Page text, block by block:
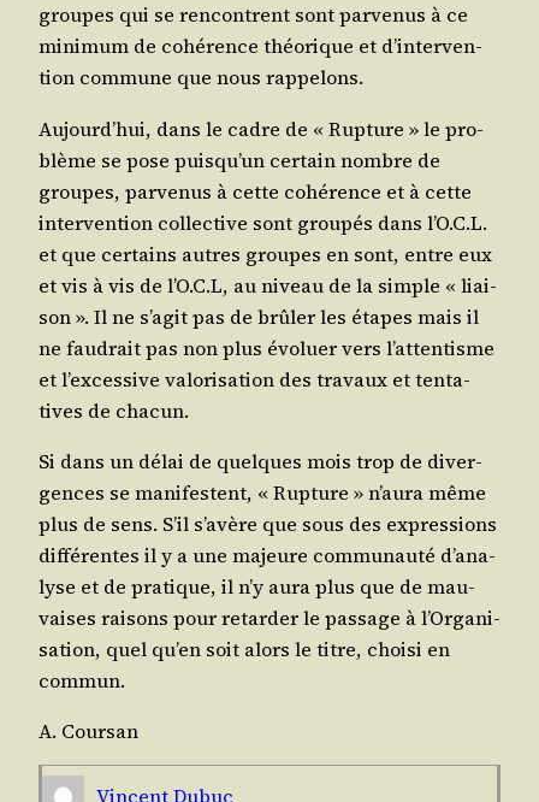
groupes qui se ren­contrent sont par­ve­nus à ce
mini­mum de cohé­rence théo­rique et d’in­ter­ven­
tion com­mune que nous rappelons.
Aujourd’­hui, dans le cadre de « Rup­ture » le pro­
blème se pose puis­qu’un cer­tain nombre de
groupes, par­ve­nus à cette cohé­rence et à cette
inter­ven­tion col­lec­tive sont grou­pés dans l’O.C.L.
et que cer­tains autres groupes en sont, entre eux
et vis à vis de l’O.C.L, au niveau de la simple « liai­
son ». Il ne s’a­git pas de brû­ler les étapes mais il
ne fau­drait pas non plus évo­luer vers l’at­ten­tisme
et l’ex­ces­sive valo­ri­sa­tion des tra­vaux et ten­ta­
tives de chacun.
Si dans un délai de quelques mois trop de diver­
gences se mani­festent, « Rup­ture » n’au­ra même
plus de sens. S’il s’a­vère que sous des expres­sions
dif­fé­rentes il y a une majeure com­mu­nau­té d’a­na­
lyse et de pra­tique, il n’y aura plus que de mau­
vaises rai­sons pour retar­der le pas­sage à l’Or­ga­ni­
sa­tion, quel qu’en soit alors le titre, choi­si en
commun.
A. Cour­san
Vincent Dubuc